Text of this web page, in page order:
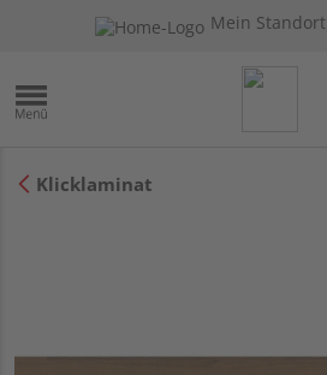
Mein
Klicklaminat